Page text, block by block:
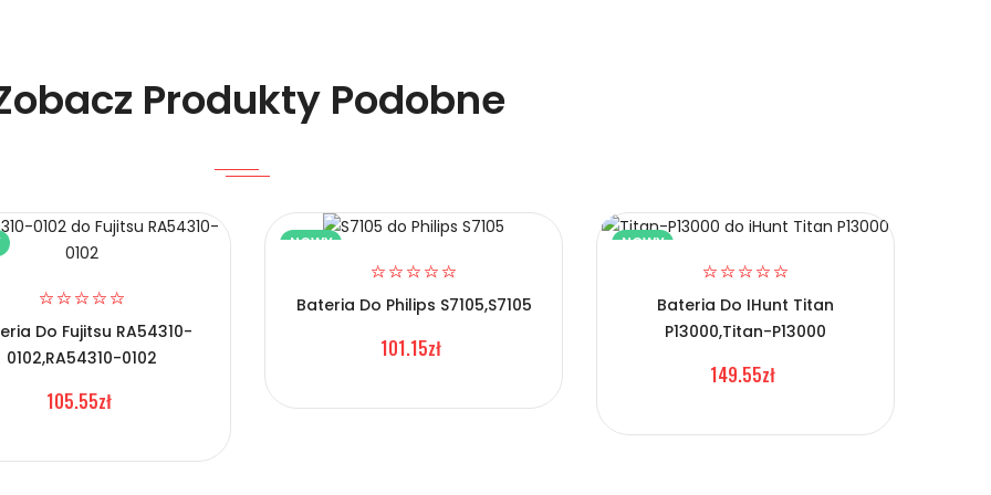
TCL BL1807?
Produkty Podobne
Do Fujitsu RA54310-
0102,RA54310-0102
105.55zł
NOWY
Bateria Do Philips S7105,S7105
101.15zł
NOWY
Bateria Do IHunt Titan
P13000,Titan-P13000
149.55zł